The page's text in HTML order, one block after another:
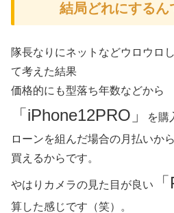
結局どれにするん
隊長なりにネットなどウロウロ
て考えた結果
価格的にも型落ち年数などから
「iPhone12PRO」
を購
ローンを組んだ場合の月払いか
買えるからです。
やはりカメラの見た目が良い
算した感じです（笑）。